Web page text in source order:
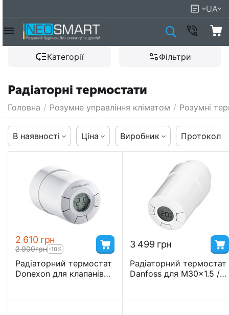
UA
Категорії Фільтри
Радіаторні термостати
Головна / Розумне управління кліматом / Розумні
В наявності Ціна Виробник Протокол
2 610 грн
2 900грн -10%
Радіаторний термостат
Donexon для клапанів
3 499 грн
Радіаторний термостат
Danfoss для M30x1.5 /